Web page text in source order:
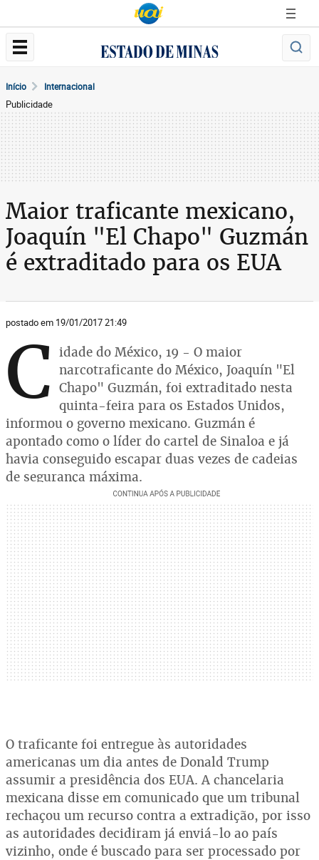
Início Internacional
Publicidade
Maior traficante mexicano,
Joaquín "El Chapo" Guzmán
é extraditado para os EUA
postado em 19/01/2017 21:49
C idade do México, 19 - O maior
narcotraficante do México, Joaquín "El
Chapo" Guzmán, foi extraditado nesta
quinta-feira para os Estados Unidos,
informou o governo mexicano. Guzmán é
apontado como o líder do cartel de Sinaloa e já
havia conseguido escapar duas vezes de cadeias
de segurança máxima.
O traficante foi entregue às autoridades
americanas um dia antes de Donald Trump
assumir a presidência dos EUA. A chancelaria
mexicana disse em comunicado que um tribunal
rechaçou um recurso contra a extradição, por isso
as autoridades decidiram já enviá-lo ao país
vizinho, onde é buscado para ser processado por